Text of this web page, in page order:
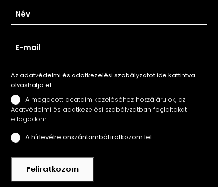
Az adatvédelmi és adatkezelési szabályzatot ide kattintva
olvashatja el.
A megadott adataim kezeléséhez hozzájárulok, az
Adatvédelmi és adatkezelési szabályzatban foglaltakat
elfogadom.
A hírlevélre önszántamból iratkozom fel.
Feliratkozom